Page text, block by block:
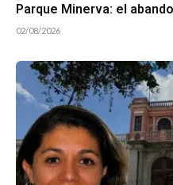
Parque Minerva: el
02/08/2026